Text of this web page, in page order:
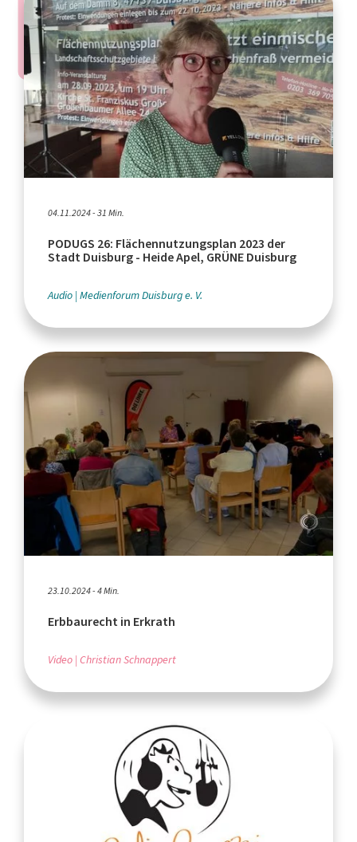
04.11.2024 - 31 Min.
PODUGS 26: Flächennutzungsplan 2023 der
Stadt Duisburg - Heide Apel, GRÜNE Duisburg
Audio Medienforum Duisburg e. V.
23.10.2024 - 4 Min.
Erbbaurecht in Erkrath
Video Christian Schnappert